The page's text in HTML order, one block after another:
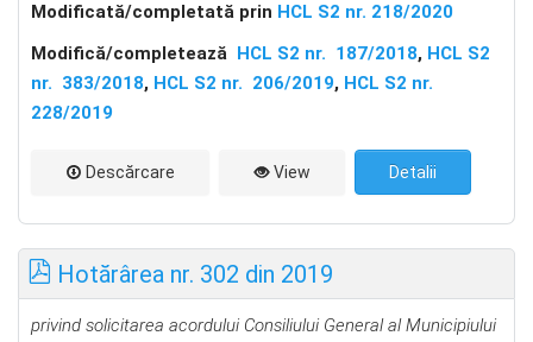
Modificată/completată prin HCL S2 nr. 218/2020
Modifică/completează HCL S2 nr. 187/2018, HCL S2
nr. 383/2018, HCL S2 nr. 206/2019, HCL S2 nr.
228/2019
Descărcare View Detalii
Hotărârea nr. 302 din 2019
privind solicitarea acorduluiConsiliului General al Municipiului